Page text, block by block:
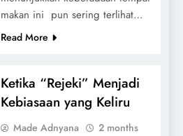
makan ini pun sering terlihat…
Read More
Ketika “Rejeki” Menjadi
Kebiasaan yang Keliru
Made Adnyana
2 months